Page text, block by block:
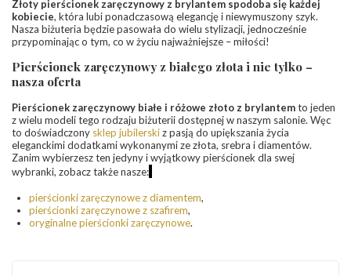
Złoty pierścionek zaręczynowy z brylantem spodoba się każdej
kobiecie, która lubi ponadczasową elegancję i niewymuszony szyk.
Nasza biżuteria będzie pasowała do wielu stylizacji, jednocześnie
przypominając o tym, co w życiu najważniejsze – miłości!
Pierścionek zaręczynowy z białego złota i nie tylko –
nasza oferta
Pierścionek zaręczynowy białe i różowe złoto z brylantemto jeden
z wielu modeli tego rodzaju biżuterii dostępnej w naszym salonie. Węc
to doświadczony sklep jubilerskiz pasją do upiększania życia
eleganckimi dodatkami wykonanymi ze złota, srebra i diamentów.
Zanim wybierzesz ten jedyny i wyjątkowy pierścionek dla swej
wybranki, zobacz także nasze:
pierścionki zaręczynowe z diamentem,
pierścionki zaręczynowe z szafirem,
oryginalne pierścionki zaręczynowe.